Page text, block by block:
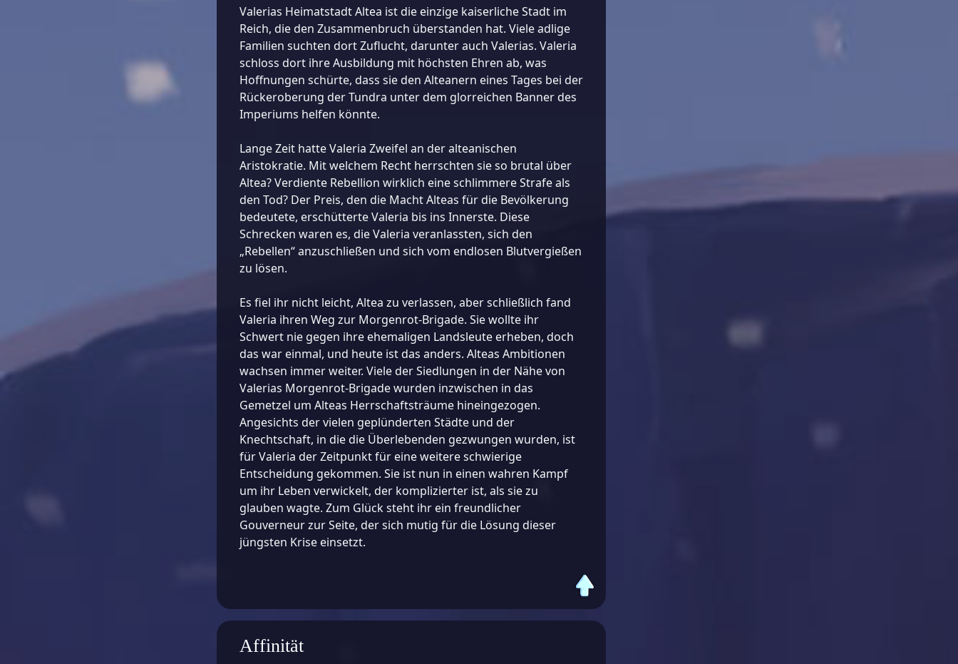
Valerias Heimatstadt Altea ist die einzige kaiserliche Stadt im
Reich, die den Zusammenbruch überstanden hat. Viele adlige
Familien suchten dort Zuflucht, darunter auch Valerias. Valeria
schloss dort ihre Ausbildung mit höchsten Ehren ab, was
Hoffnungen schürte, dass sie den Alteanern eines Tages bei der
Rückeroberung der Tundra unter dem glorreichen Banner des
Imperiums helfen könnte.
Lange Zeit hatte Valeria Zweifel an der alteanischen
Aristokratie. Mit welchem Recht herrschten sie so brutal über
Altea? Verdiente Rebellion wirklich eine schlimmere Strafe als
den Tod? Der Preis, den die Macht Alteas für die Bevölkerung
bedeutete, erschütterte Valeria bis ins Innerste. Diese
Schrecken waren es, die Valeria veranlassten, sich den
„Rebellen“ anzuschließen und sich vom endlosen Blutvergießen
zu lösen.
Es fiel ihr nicht leicht, Altea zu verlassen, aber schließlich fand
Valeria ihren Weg zur Morgenrot-Brigade. Sie wollte ihr
Schwert nie gegen ihre ehemaligen Landsleute erheben, doch
das war einmal, und heute ist das anders. Alteas Ambitionen
wachsen immer weiter. Viele der Siedlungen in der Nähe von
Valerias Morgenrot-Brigade wurden inzwischen in das
Gemetzel um Alteas Herrschaftsträume hineingezogen.
Angesichts der vielen geplünderten Städte und der
Knechtschaft, in die die Überlebenden gezwungen wurden, ist
für Valeria der Zeitpunkt für eine weitere schwierige
Entscheidung gekommen. Sie ist nun in einen wahren Kampf
um ihr Leben verwickelt, der komplizierter ist, als sie zu
glauben wagte. Zum Glück steht ihr ein freundlicher
Gouverneur zur Seite, der sich mutig für die Lösung dieser
jüngsten Krise einsetzt.
Affinität